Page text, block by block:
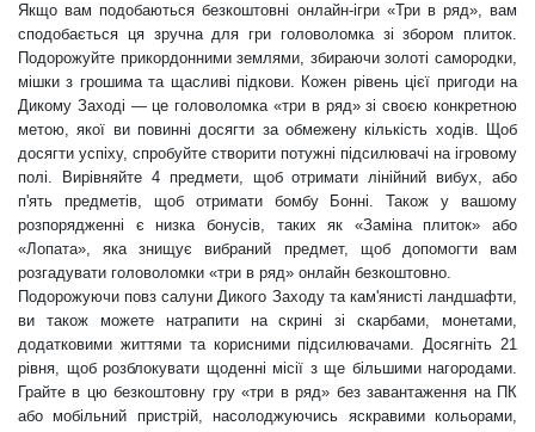
Якщо вам подобаються безкоштовні онлайн-ігри «Три в ряд», вам
сподобається ця зручна для гри головоломка зі збором плиток.
Подорожуйте прикордонними землями, збираючи золоті самородки,
мішки з грошима та щасливі підкови. Кожен рівень цієї пригоди на
Дикому Заході — це головоломка «три в ряд» зі своєю конкретною
метою, якої ви повинні досягти за обмежену кількість ходів. Щоб
досягти успіху, спробуйте створити потужні підсилювачі на ігровому
полі. Вирівняйте 4 предмети, щоб отримати лінійний вибух, або
п'ять предметів, щоб отримати бомбу Бонні. Також у вашому
розпорядженні є низка бонусів, таких як «Заміна плиток» або
«Лопата», яка знищує вибраний предмет, щоб допомогти вам
розгадувати головоломки «три в ряд» онлайн безкоштовно.
Подорожуючи повз салуни Дикого Заходу та кам'янисті ландшафти,
ви також можете натрапити на скрині зі скарбами, монетами,
додатковими життями та корисними підсилювачами. Досягніть 21
рівня, щоб розблокувати щоденні місії з ще більшими нагородами.
Грайте в цю безкоштовну гру «три в ряд» без завантаження на ПК
або мобільний пристрій, насолоджуючись яскравими кольорами,